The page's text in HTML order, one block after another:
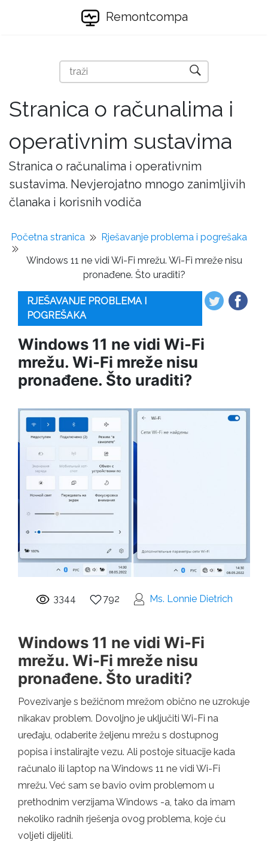
Remontcompa
Stranica o računalima i
operativnim sustavima
Stranica o računalima i operativnim
sustavima. Nevjerojatno mnogo zanimljivih
članaka i korisnih vodiča
Početna stranica Rješavanje problema i pogrešaka
Windows 11 ne vidi Wi-Fi mrežu. Wi-Fi mreže nisu
pronađene. Što uraditi?
RJEŠAVANJE PROBLEMA I
POGREŠAKA
Windows 11 ne vidi Wi-Fi
mrežu. Wi-Fi mreže nisu
pronađene. Što uraditi?
3344 792 Ms. Lonnie Dietrich
Windows 11 ne vidi Wi-Fi
mrežu. Wi-Fi mreže nisu
pronađene. Što uraditi?
Povezivanje s bežičnom mrežom obično ne uzrokuje
nikakav problem. Dovoljno je uključiti Wi-Fi na
uređaju, odaberite željenu mrežu s dostupnog
popisa i instalirajte vezu. Ali postoje situacije kada
računalo ili laptop na Windows 11 ne vidi Wi-Fi
mrežu. Već sam se bavio ovim problemom u
prethodnim verzijama Windows -a, tako da imam
nekoliko radnih rješenja ovog problema, koje ću
voljeti dijeliti.